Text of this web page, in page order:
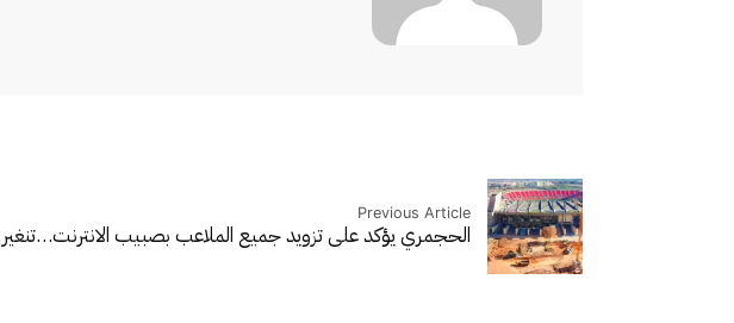
Previous Article
الحجمري يؤكد على تزويد جميع الملاعب بصبيب الانترنت…